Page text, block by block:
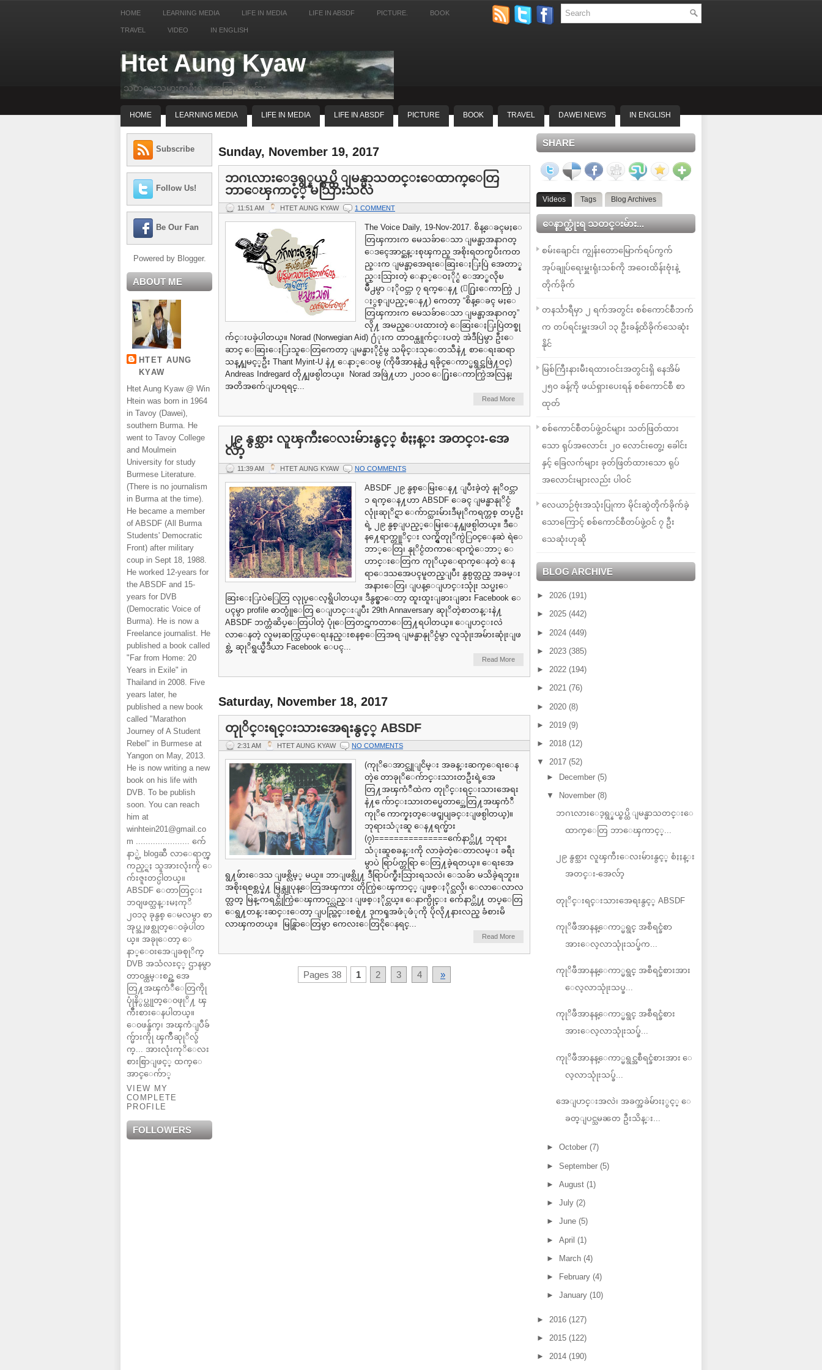
HOME LEARNING MEDIA LIFE IN MEDIA LIFE IN ABSDF PICTURE. BOOK
TRAVEL VIDEO IN ENGLISH
Htet Aung Kyaw
သတင္းသမားတဦးရဲ့ အေတြးအျမင္မ်ား
HOME LEARNING MEDIA LIFE IN MEDIA LIFE IN ABSDF PICTURE BOOK TRAVEL DAWEI NEWS IN ENGLISH
Subscribe
Follow Us!
Be Our Fan
Powered by Blogger.
ABOUT ME
HTET AUNG
KYAW
Htet Aung Kyaw @ Win
Htein was born in 1964
in Tavoy (Dawei),
southern Burma. He
went to Tavoy College
and Moulmein
University for study
Burmese Literature.
(There is no journalism
in Burma at the time).
He became a member
of ABSDF (All Burma
Students' Democratic
Front) after military
coup in Sept 18, 1988.
He worked 12-years for
the ABSDF and 15-
years for DVB
(Democratic Voice of
Burma). He is now a
Freelance journalist. He
published a book called
"Far from Home: 20
Years in Exile" in
Thailand in 2008. Five
years later, he
published a new book
called "Marathon
Journey of A Student
Rebel" in Burmese at
Yangon on May, 2013.
He is now writing a new
book on his life with
DVB. To be publish
soon. You can reach
him at
winhtein201@gmail.co
m ...................... က်ေ
နာ္ရဲ့ blogဆီ လာေရာက္ၾ
ကည့္ရႈ သူအားလုံးကို ေ
က်းဇူးတင္ပါတယ္။
ABSDF ေတာတြင္း
ဘ၀ျဖတ္သန္းမႈကုိ
၂၀၁၃ ခုနွစ္ ေမလမွာ စာ
အုပ္အျဖစ္ထုတ္ေ၀ခဲ့ပါတ
ယ္။ အခုုေတာ့ ေ
နာ္ေ၀းအေျခစုုိက္
DVB အသံလႊင့္ ဌာနမွာ
တာ၀န္ထမ္းစဥ္က အေ
တြ႔အၾကံဳေတြကိုု
ပုုံနိွပ္ထုုတ္ေ၀ဖုုိ႔ ၾ
ကိဳးစားေနပါတယ္။
ေ၀ဖန္ခ်က္၊ အၾကံျပဳခ်
က္မ်ားကိုု ၾကိဳဆုုိလ်ွ
က္... အားလုံးကုိေလး
စားစြာျဖင့္ ထက္ေ
အာင္ေက်ာ္
VIEW MY
COMPLETE
PROFILE
FOLLOWERS
Sunday, November 19, 2017
ဘဂၤလားေဒ့ရွ္နယ္စပ္ထိ ျမန္မာသတင္းေထာက္ေတြ
ဘာေၾကာင့္ မသြားသလဲ
11:51 AM HTET AUNG KYAW 1 COMMENT
The Voice Daily, 19-Nov-2017. စိန္ေခၚမႈေ
တြၾကားက မေသခ်ာေသာ ျမန္မာ့အနာဂတ္
ေဒၚေအာင္ဆန္းစုၾကည္ အစိုးရတက္ၿပီးကတ
ည္းက ျမန္မာ့အေရးေဆြးေႏြးပြဲ အေတာ္န
ည္းသြားတဲ့ ေနာ္ေဝႏို္င္ငံ ေအာ္စလိုၿ
မိဳ႕မွာ ႏိုဝင္ဘာ ၇ ရက္ေန႔ (ေ႐ြးေကာက္ပြဲ ၂
ႏွစ္ျပည့္ေန႔) ကေတာ့ “စိန္ေခၚ မႈေ
တြၾကားက မေသခ်ာေသာ ျမန္မာ့အနာဂတ္”
လို႔ အမည္ေပးထားတဲ့ ေဆြးေႏြးပြဲတစ္ခု
က်င္းပခဲ့ပါတယ္။ Norad (Norwegian Aid) ႐ံုးက တာဝန္ယူက်င္းပတဲ့ အဲဒီပြဲမွာ ဦးေ
ဆာင္ ေဆြးေႏြးသူေတြကေတာ့ ျမန္မာႏိုင္ငံမွ သမိုင္းသုေတသီနဲ႔ စာေရးဆရာ
သန္႔ျမင့္ဦး Thant Myint-U နဲ႔ ေနာ္ေဝမွ (ကိုဖီအာနန္ရဲ႕ ရခိုင္ေကာ္မရွင္အဖြဲ႔ဝင္)
Andreas Indregard တို႔ျဖစ္ပါတယ္။ Norad အဖြဲ႔ဟာ ၂၀၁၀ ေ႐ြးေကာက္ပြဲအလြန္၊
အတိအက်ေျပာရရင္...
Read More
၂၉ နွစ္သား လူၾကီးေလးမ်ားနွင့္ စံႏႈန္း အတင္း-အေ
လ်ာ့
11:39 AM HTET AUNG KYAW NO COMMENTS
ABSDF ၂၉ နွစ္ေမြးေန႔ ျပီးခဲ့တဲ့ နုုိ၀င္ဘာ
၁ ရက္ေန႔ဟာ ABSDF ေခၚ ျမန္မာနုုိင္ငံ
လုုံးဆုုိင္ရာ ေက်ာင္သားမ်ားဒီမုုိကရက္တစ္ တပ္ဦး
ရဲ့ ၂၉ နွစ္ျပည့္ေမြးေန႔ျဖစ္ပါတယ္။ ဒီေ
န႔ေရာက္တုုိင္း လက္ရွိတုုိက္ပဲြ၀င္ေနဆဲ ရဲေ
ဘာ္ေတြ၊ နုုိင္ငံတကာေရာက္ရဲေဘာ္ ေ
ဟာင္းေတြက ကုုိယ္ေရာက္ေနတဲ့ ေန
ရာေဒသအေပၚမူတည္ျပီး နွစ္ပတ္လည္ အခမ္း
အနားေတြ၊ ျပန္ေျပာင္းသုုံး သပ္မႈေ
ဆြးေႏြးပဲြေတြ လုုပ္ေလ့ရွိပါတယ္။ ဒီနွစ္မွာေတာ့ ထူးထူးျခားျခား Facebook ေ
ပၚမွာ profile ဓာတ္ပုုံေတြ ေျပာင္းျပီး 29th Annaversary ဆုုိတဲ့စာတန္းနဲ႔
ABSDF ဘက္တံဆိပ္ေတြပါတဲ့ ပုုံေတြတင္ၾကတာေတြ႔ရပါတယ္။ ေျပာင္းလဲ
လာေနတဲ့ လူမႈဆက္သြယ္ေရးနည္းစနစ္ေတြအရ ျမန္မာနုုိင္ငံမွာ လူသုုံးအမ်ားဆုုံးျဖ
စ္တဲ့ ဆုုိရွယ္မီဒီယာ Facebook ေပၚ...
Read More
Saturday, November 18, 2017
တုုိင္းရင္းသားအေရးနွင့္ ABSDF
2:31 AM HTET AUNG KYAW NO COMMENTS
(ကုုိေအာင္သူျငိမ္း အခန္းဆက္ေရးေန
တဲ့ ေတာခုုိေက်ာင္းသားတဦးရဲ့အေ
တြ႔အၾကံဳထဲက တုုိင္းရင္းသားအေရး
နဲ႔ ေက်ာင္းသားတပ္မေတာ္အေတြ႔အၾကံဳ
ကုုိ ေကာက္နႈတ္ေဖၚျပျခင္းျဖစ္ပါတယ္)။
ဘုရားသံုးဆူ ေန႔ရက္မ်ား
(၇)===============က်ေနာ္တို႔ ဘုရား
သံုးဆူစခန္းကို လာခဲ့တဲ့ေတာလမ္း ခရီး
မွာပဲ ရြာပ်က္တရြာ ေတြ႔ခဲ့ရတယ္။ ေရးအေ
ရွ႔ဖ်ားေဒသ ျဖစ္လိမ့္ မယ္။ ဘာျဖစ္လို႔ ဒီရြာပ်က္စီးသြားရသလဲ၊ ေသခ်ာ မသိခဲ့ရဘူး။
အစိုးရစစ္တပ္နဲ႔ မြန္သူပုန္ေတြအၾကား တိုက္ပြဲေၾကာင့္ ျဖစ္ႏိုင္သလို၊ ေလာေလာလ
တ္လတ္ မြန္-ကရင္တိုက္ပြဲေၾကာင့္လည္း ျဖစ္ႏိုင္တယ္။ ေနာက္ပိုင္း က်ေနာ္တို႔ တပ္ေတြ
ေရွ႔တန္းဆင္းေတာ့ ျပည္တြင္းစစ္ရဲ႔ ဒုကၡအဖံုဖံုကို ပိုလို႔နားလည္ ခံစားမိ
လာၾကတယ္။ မြန္ရြာေတြမွာ ကေလးေတြငိုေနရင္...
Read More
Pages 38 1 2 3 4 »
SHARE
Videos Tags Blog Archives
ေနာက္ဆုံးရ သတင္းမ်ား...
စမ်းချောင်း ကျွန်းတောမြောက်ရပ်ကွက်
အုပ်ချုပ်ရေးမှူးရုံးသစ်ကို အဝေးထိန်းဗုံးနဲ့
တိုက်ခိုက်
တနင်္သာရီမှာ ၂ ရက်အတွင်း စစ်ကောင်စီဘက်
က တပ်ရင်းမှူးအပါ ၁၃ ဦးခန့်ထိခိုက်သေဆုံး
နိုင်
မြစ်ကြီးနားမီးရထားဝင်းအတွင်းရှိ နေအိမ်
၂၅၀ ခန့်ကို ဖယ်ရှားပေးရန် စစ်ကောင်စီ စာ
ထုတ်
စစ်ကောင်စီတပ်ဖွဲ့ဝင်များ သတ်ဖြတ်ထား
သော ရုပ်အလောင်း ၂၀ လောင်းတွေ့၊ ခေါင်း
နှင့် ခြေလက်များ ခုတ်ဖြတ်ထားသော ရုပ်
အလောင်းများလည်း ပါဝင်
လေယာဉ်ဗုံးအသုံးပြုကာ မိုင်းဆွဲတိုက်ခိုက်ခဲ့
သောကြောင့် စစ်ကောင်စီတပ်ဖွဲ့ဝင် ၇ ဦး
သေဆုံးဟုဆို
BLOG ARCHIVE
► 2026 (191)
► 2025 (442)
► 2024 (449)
► 2023 (385)
► 2022 (194)
► 2021 (76)
► 2020 (8)
► 2019 (9)
► 2018 (12)
▼ 2017 (52)
► December (5)
▼ November (8)
ဘဂၤလားေဒ့ရွ္နယ္စပ္ထိ ျမန္မာသတင္းေ
ထာက္ေတြ ဘာေၾကာင့္...
၂၉ နွစ္သား လူၾကီးေလးမ်ားနွင့္ စံႏႈန္း
အတင္း-အေလ်ာ့
တုုိင္းရင္းသားအေရးနွင့္ ABSDF
ကုုိဖီအာနန္ေကာ္မရွင္ အစီရင္ခံစာ
အားေလ့လာသုုံးသပ္ခ်က...
ကုုိဖီအာနန္ေကာ္မရွင္ အစီရင္ခံစားအား
ေလ့လာသုုံးသပ္ခ...
ကုုိဖီအာနန္ေကာ္မရွင္ အစီရင္ခံစား
အားေလ့လာသုုံးသပ္ခ်...
ကုုိဖီအာနန္ေကာ္မရွင္အစီရင္ခံစားအား ေ
လ့လာသုုံးသပ္ခ်...
အေျပာင္းအလဲ၊ အခက္အခဲမ်ားႏွင့္ ေ
ခတ္ျပင္သမၼတ ဦးသိန္း...
► October (7)
► September (5)
► August (1)
► July (2)
► June (5)
► April (1)
► March (4)
► February (4)
► January (10)
► 2016 (127)
► 2015 (122)
► 2014 (190)